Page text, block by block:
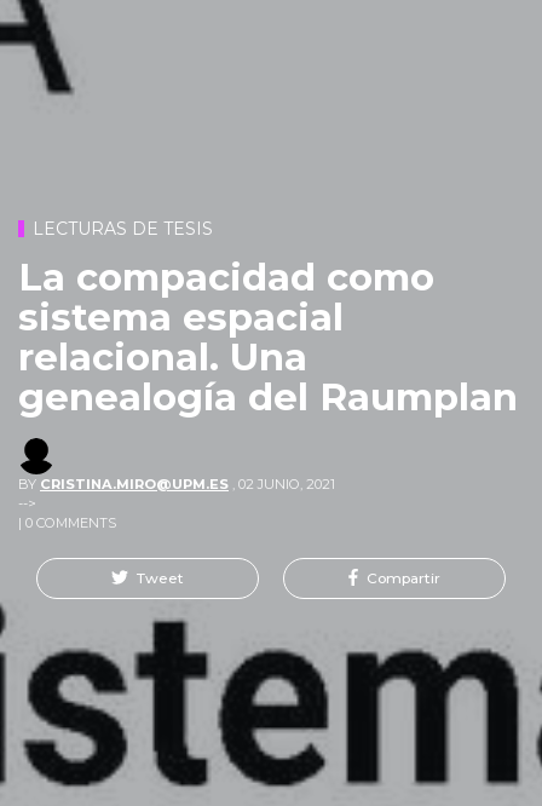
LECTURAS DE TESIS
La compacidad como
sistema espacial
relacional. Una
genealogía del Raumplan
BY CRISTINA.MIRO@UPM.ES 02 JUNIO, 2021
-->
| 0 COMMENTS
Tweet Compartir